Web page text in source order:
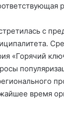
с
«Горячий
время